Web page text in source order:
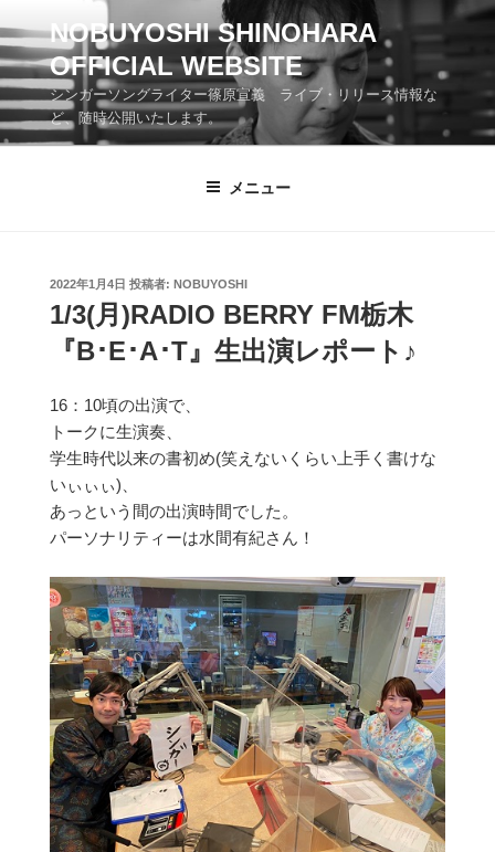
ン
テ
ン
ツ
へ
NOBUYOSHI SHINOHARA
OFFICIAL WEBSITE
シンガーソングライター篠原宣義 ライブ・リリース情報な
ど、随時公開いたします。
メニュー
投
稿
日:
2022年1月4日 投稿者: NOBUYOSHI
1/3(月)RADIO BERRY FM栃木
『B･E･A･T』生出演レポート♪
16：10頃の出演で、
トークに生演奏、
学生時代以来の書初め(笑えないくらい上手く書けな
いぃぃぃ)、
あっという間の出演時間でした。
パーソナリティーは水間有紀さん！